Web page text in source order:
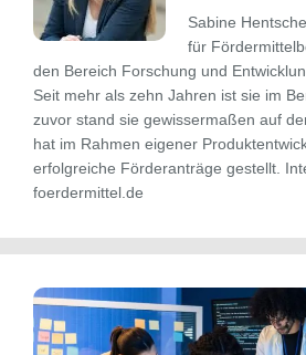
Sabine
für
den Bereich Forschung und
Seit mehr als zehn Jahren ist sie im
zuvor stand sie gewissermaßen auf
hat im Rahmen eigener
erfolgreiche Förderanträge gestellt.
foerdermittel.de